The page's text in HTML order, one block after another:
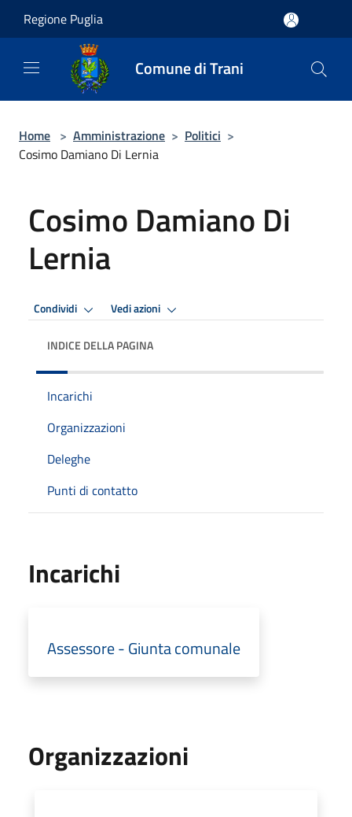
Regione Puglia
Comune di Trani
Home > Amministrazione > Politici >
Cosimo Damiano Di Lernia
Cosimo Damiano Di
Lernia
Condividi Vedi azioni
INDICE DELLA PAGINA
Incarichi
Organizzazioni
Deleghe
Punti di contatto
Incarichi
Assessore - Giunta comunale
Organizzazioni